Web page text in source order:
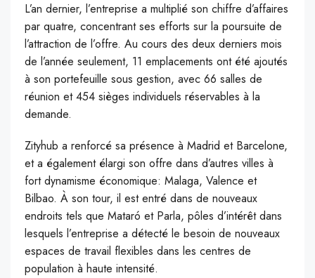
L’an dernier, l’entreprise a multiplié son chiffre d’affaires
par quatre, concentrant ses efforts sur la poursuite de
l’attraction de l’offre. Au cours des deux derniers mois
de l’année seulement, 11 emplacements ont été ajoutés
à son portefeuille sous gestion, avec 66 salles de
réunion et 454 sièges individuels réservables à la
demande.
Zityhub a renforcé sa présence à Madrid et Barcelone,
et a également élargi son offre dans d’autres villes à
fort dynamisme économique: Malaga, Valence et
Bilbao. À son tour, il est entré dans de nouveaux
endroits tels que Mataró et Parla, pôles d’intérêt dans
lesquels l’entreprise a détecté le besoin de nouveaux
espaces de travail flexibles dans les centres de
population à haute intensité.